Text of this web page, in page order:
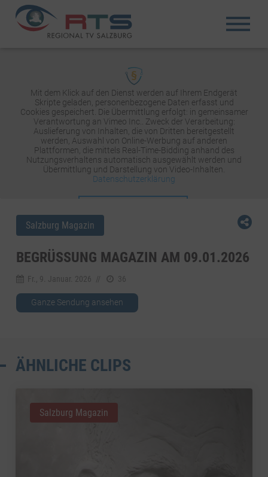
Mit dem Klick auf den Dienst werden auf Ihrem Endgerät
Skripte geladen, personenbezogene Daten erfasst und
Cookies gespeichert. Die Übermittlung erfolgt: in gemeinsamer
Verantwortung an Vimeo Inc.. Zweck der Verarbeitung:
Auslieferung von Inhalten, die von Dritten bereitgestellt
werden, Auswahl von Online-Werbung auf anderen
Plattformen, die mittels Real-Time-Bidding anhand des
Nutzungsverhaltens automatisch ausgewählt werden und
Übermittlung und Darstellung von Video-Inhalten.
Datenschutzerklärung
Salzburg Magazin
BEGRÜSSUNG MAGAZIN AM 09.01.2026
Fr., 9. Januar. 2026 36
Ganze Sendung ansehen
ÄHNLICHE CLIPS
Salzburg Magazin